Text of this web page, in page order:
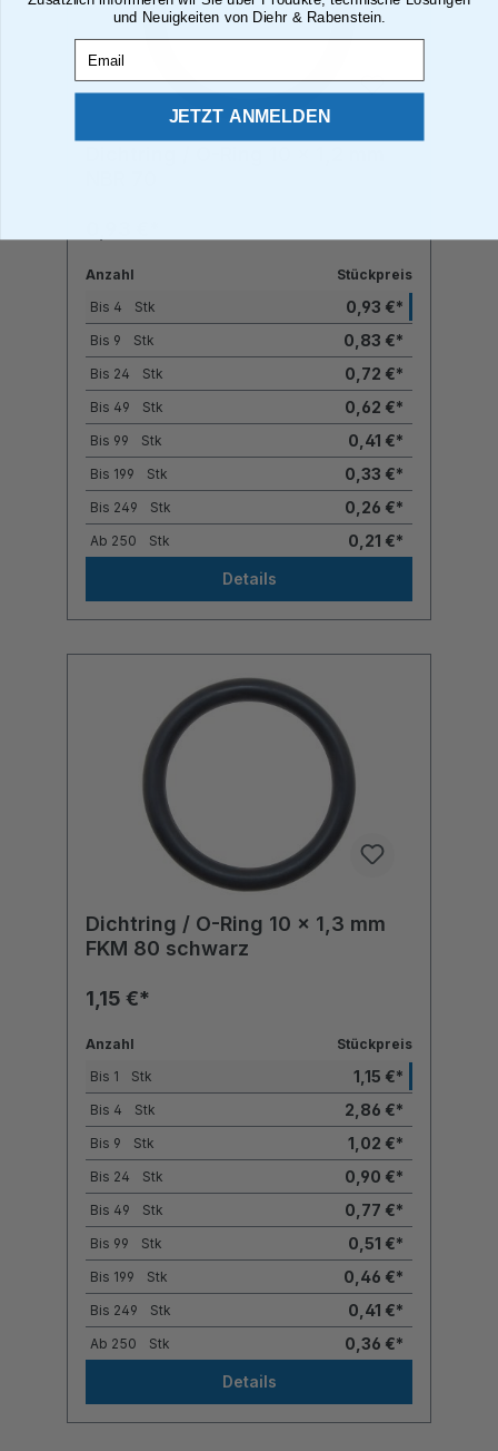
Anzahl
Stückpreis
Bis 4 Stk 0,93 €*
Bis 9 Stk 0,83 €*
Bis 24 Stk 0,72 €*
Bis 49 Stk 0,62 €*
Bis 99 Stk 0,41 €*
Bis 199 Stk 0,33 €*
Bis 249 Stk 0,26 €*
Ab 250 Stk
0,21 €*
Details
Dichtring / O-Ring 10 x 1,3 mm
FKM 80 schwarz
1,15 €*
Anzahl
Stückpreis
Bis 1 Stk 1,15 €*
Bis 4 Stk 2,86 €*
Bis 9 Stk 1,02 €*
Bis 24 Stk 0,90 €*
Bis 49 Stk 0,77 €*
Bis 99 Stk 0,51 €*
Bis 199 Stk 0,46 €*
Bis 249 Stk 0,41 €*
Ab 250 Stk
0,36 €*
Details
und Neuigkeiten von Diehr & Rabenstein.
JETZT ANMELDEN